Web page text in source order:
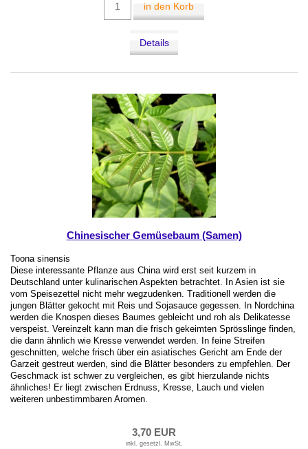
in den Korb
Details
Chinesischer Gemüsebaum (Samen)
Toona sinensis
Diese interessante Pflanze aus China wird erst seit kurzem in
Deutschland unter kulinarischen Aspekten betrachtet. In Asien ist sie
vom Speisezettel nicht mehr wegzudenken. Traditionell werden die
jungen Blätter gekocht mit Reis und Sojasauce gegessen. In Nordchina
werden die Knospen dieses Baumes gebleicht und roh als Delikatesse
verspeist. Vereinzelt kann man die frisch gekeimten Sprösslinge finden,
die dann ähnlich wie Kresse verwendet werden. In feine Streifen
geschnitten, welche frisch über ein asiatisches Gericht am Ende der
Garzeit gestreut werden, sind die Blätter besonders zu empfehlen. Der
Geschmack ist schwer zu vergleichen, es gibt hierzulande nichts
ähnliches! Er liegt zwischen Erdnuss, Kresse, Lauch und vielen
weiteren unbestimmbaren Aromen.
3,70 EUR
inkl. gesetzl. MwSt.